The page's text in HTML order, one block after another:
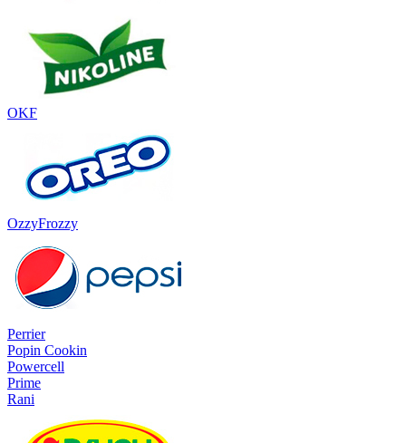
OKF
OzzyFrozzy
Perrier
Popin Cookin
Powercell
Prime
Rani